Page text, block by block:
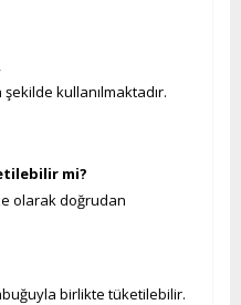
şekilde kullanılmaktadır.
mi?
olarak doğrudan
birlikte tüketilebilir.